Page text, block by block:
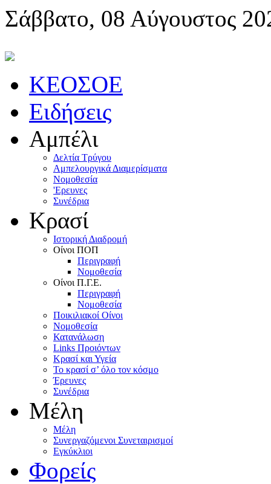
Σάββατο, 08 Αύγουστος
KEOΣOE
Ειδήσεις
Αμπέλι
Δελτία Τρύγου
Αμπελουργικά Διαμερίσματα
Nομοθεσία
'Eρευνες
Συνέδρια
Κρασί
Iστορική Διαδρομή
Oίνοι ΠOΠ
Περιγραφή
Nομοθεσία
Oίνοι Π.Γ.E.
Περιγραφή
Νομοθεσία
Ποικιλιακοί Oίνοι
Nομοθεσία
Κατανάλωση
Links Προιόντων
Κρασί και Υγεία
To κρασί σ’ όλο τον κόσμο
Έρευνες
Συνέδρια
Μέλη
Mέλη
Συνεργαζόμενοι Συνεταιρισμοί
Εγκύκλιοι
Φορείς